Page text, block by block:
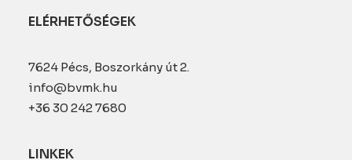
ELÉRHETŐSÉGEK
7624 Pécs, Boszorkány út 2.
info@bvmk.hu
+36 30 242 7680
LINKEK